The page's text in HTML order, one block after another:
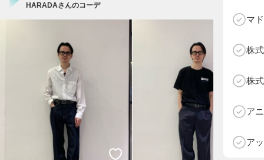
マ
株
株
ア
ア
HARADAさんのコーデ